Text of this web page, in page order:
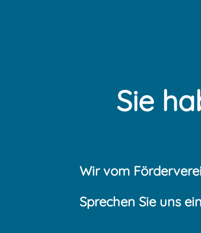
Sie
Wir vom
Sprechen Sie uns